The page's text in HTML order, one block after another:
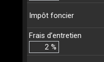
Impôt foncier
Frais d’entretien
%